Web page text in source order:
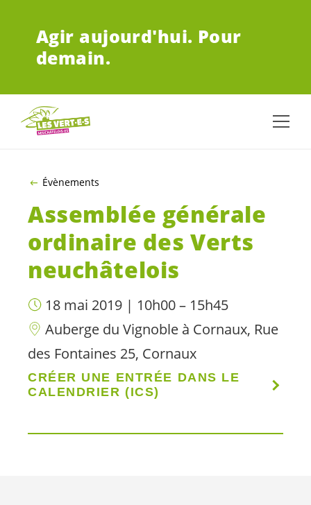
Agir aujourd'hui. Pour
demain.
Évènements
Assemblée générale
ordinaire des Verts
neuchâtelois
18 mai 2019 | 10h00 – 15h45
Auberge du Vignoble à Cornaux, Rue
des Fontaines 25, Cornaux
CRÉER UNE ENTRÉE DANS LE
CALENDRIER (ICS)